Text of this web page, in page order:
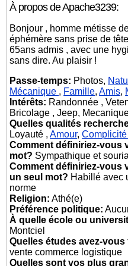
À propos de Apache3239:
Bonjour , homme métisse
éphémère sans prise de
65ans admis , avec une
sans dire. Au plaisir !
Passe-temps: Photos,
Mécanique , Famille,Amis,
Intérêts: Randonnée ,
Bricolage , Jeep,
Quelles qualités
Loyauté ,Amour,Complicité
Comment définiriez-vous
mot? Sympathique et
Comment définiriez-vous
un seul mot? Habillé avec
norme
Religion: Athé(e)
Préférence politique:
À quelle école ou
Montciel
Quelles études avez-vous
vente commerce logistique
Quelles sont vos plus